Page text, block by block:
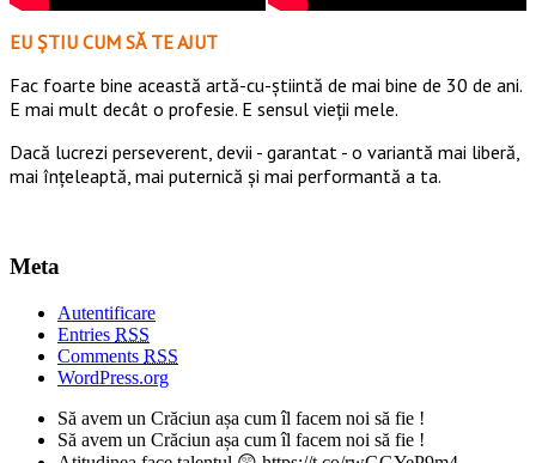
EU ȘTIU CUM SĂ TE AJUT
Fac foarte bine această artă-cu-știintă de mai bine de 30 de ani.
E mai mult decât o profesie. E sensul vieții mele.
Dacă lucrezi perseverent, devii - garantat - o variantă mai liberă,
mai înțeleaptă, mai puternică și mai performantă a ta.
Meta
Autentificare
Entries RSS
Comments RSS
WordPress.org
Să avem un Crăciun așa cum îl facem noi să fie !
Să avem un Crăciun așa cum îl facem noi să fie !